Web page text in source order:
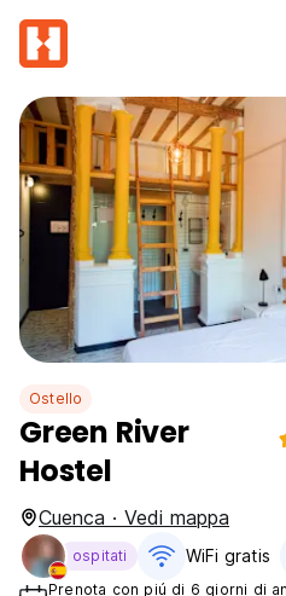
Ostello
Green River
Hostel
Cuenca · Vedi mappa
ospitati WiFi gratis
Prenota con piú di 6 giorni di